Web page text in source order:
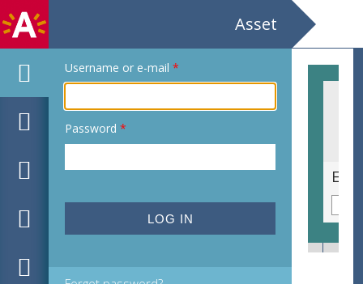
Asset
Username or e-mail *
Password *
Ex libris voor Antoni Martinez door P. Prat Ex